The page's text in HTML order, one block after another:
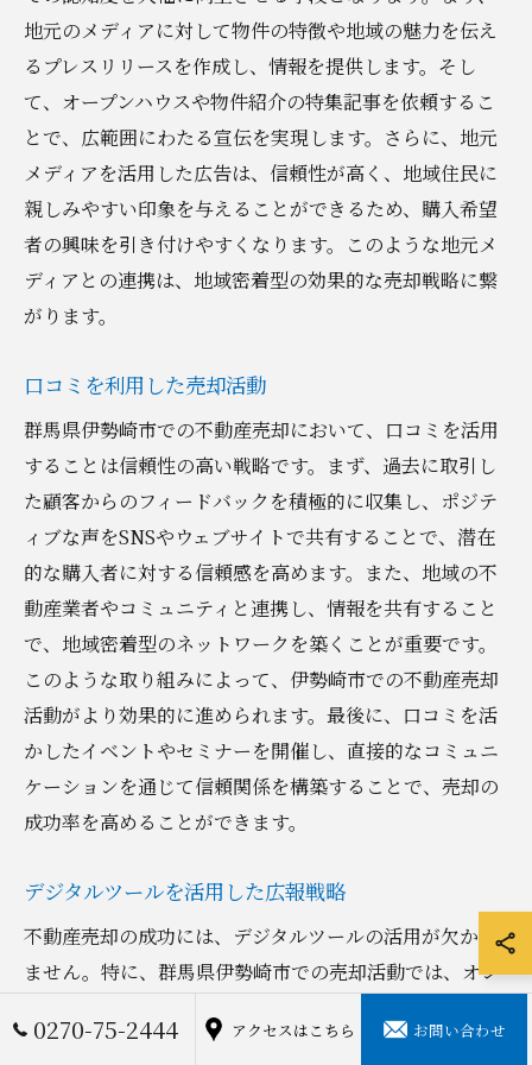
地元のメディアに対して物件の特徴や地域の魅力を伝え
るプレスリリースを作成し、情報を提供します。そし
て、オープンハウスや物件紹介の特集記事を依頼するこ
とで、広範囲にわたる宣伝を実現します。さらに、地元
メディアを活用した広告は、信頼性が高く、地域住民に
親しみやすい印象を与えることができるため、購入希望
者の興味を引き付けやすくなります。このような地元メ
ディアとの連携は、地域密着型の効果的な売却戦略に繋
がります。
口コミを利用した売却活動
群馬県伊勢崎市での不動産売却において、口コミを活用
することは信頼性の高い戦略です。まず、過去に取引し
た顧客からのフィードバックを積極的に収集し、ポジテ
ィブな声をSNSやウェブサイトで共有することで、潜在
的な購入者に対する信頼感を高めます。また、地域の不
動産業者やコミュニティと連携し、情報を共有すること
で、地域密着型のネットワークを築くことが重要です。
このような取り組みによって、伊勢崎市での不動産売却
活動がより効果的に進められます。最後に、口コミを活
かしたイベントやセミナーを開催し、直接的なコミュニ
ケーションを通じて信頼関係を構築することで、売却の
成功率を高めることができます。
デジタルツールを活用した広報戦略
不動産売却の成功には、デジタルツールの活用が欠かせ
ません。特に、群馬県伊勢崎市での売却活動では、オン
長を引き立てるプロフェッショナルな写真や動画を制作
0270-75-2444 アクセスはこちら お問い合わせ